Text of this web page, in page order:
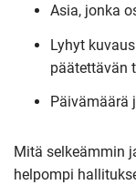
Asia, jonka
Lyhyt
päätettävän
Päivämäärä
Mitä selkeämmin
helpompi